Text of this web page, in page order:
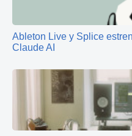
Ableton Live y Splice
Claude AI